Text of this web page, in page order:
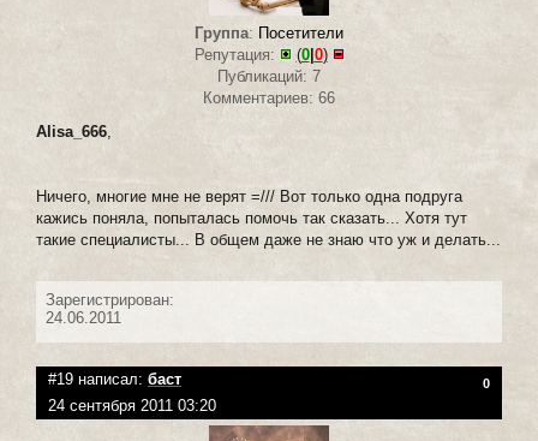
Группа: Посетители
Репутация:
(0| 0)
Публикаций: 7
Комментариев: 66
Alisa_666,
Ничего, многие мне не верят =/// Вот только одна подруга
кажись поняла, попыталась помочь так сказать... Хотя тут
такие специалисты... В общем даже не знаю что уж и делать...
Зарегистрирован:
24.06.2011
#19 написал: баст 0
24 сентября 2011 03:20